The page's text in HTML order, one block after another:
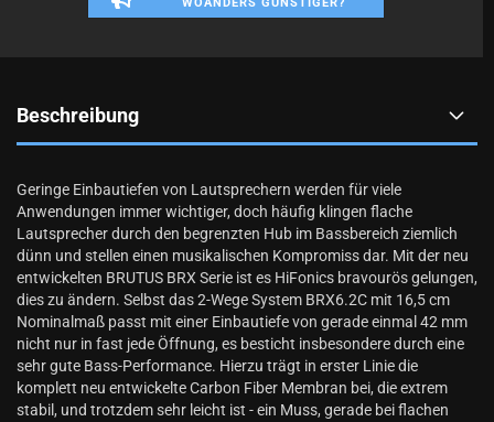
Beschreibung
Geringe Einbautiefen von Lautsprechern werden für viele
Anwendungen immer wichtiger, doch häufig klingen flache
Lautsprecher durch den begrenzten Hub im Bassbereich ziemlich
dünn und stellen einen musikalischen Kompromiss dar. Mit der neu
entwickelten BRUTUS BRX Serie ist es HiFonics bravourös gelungen,
dies zu ändern. Selbst das 2-Wege System BRX6.2C mit 16,5 cm
Nominalmaß passt mit einer Einbautiefe von gerade einmal 42 mm
nicht nur in fast jede Öffnung, es besticht insbesondere durch eine
sehr gute Bass-Performance. Hierzu trägt in erster Linie die
komplett neu entwickelte Carbon Fiber Membran bei, die extrem
stabil, und trotzdem sehr leicht ist - ein Muss, gerade bei flachen